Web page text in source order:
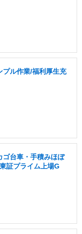
プル作業/福利厚生充
ゴ台車・手積みほぼ
証プライム上場G